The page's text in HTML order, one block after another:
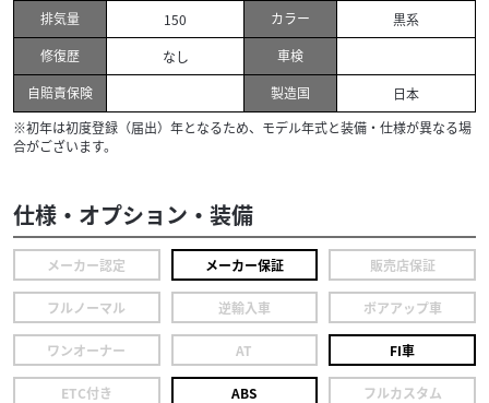
排気量
150 カラー
黒系
修復歴
なし
車検
自賠責保険
製造国
日本
※初年は初度登録（届出）年となるため、モデル年式と装備・仕様が異なる場
合がございます。
仕様・オプション・装備
メーカー認定 メーカー保証 販売店保証
フルノーマル 逆輸入車 ボアアップ車
ワンオーナー AT FI車
ETC付き ABS フルカスタム